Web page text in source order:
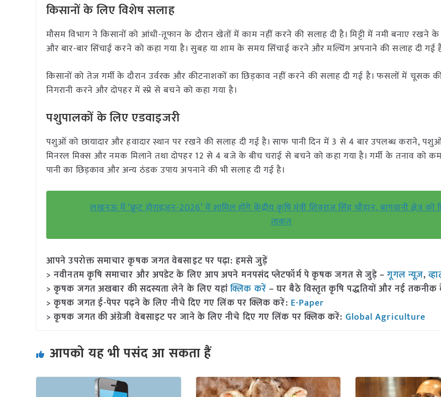
किसानों के लिए विशेष सलाह
मौसम विभाग ने किसानों को आंधी-तूफान के दौरान खेतों में काम नहीं करने की सलाह दी है। मिट्टी में नमी बनाए रखने
और बार-बार सिंचाई करने को कहा गया है। सुबह या शाम के समय सिंचाई करने और मल्चिंग अपनाने की सलाह दी गई
किसानों को तेज गर्मी के दौरान उर्वरक और कीटनाशकों का छिड़काव नहीं करने की सलाह दी गई है। फसलों में चूसक
निगरानी करने और दोपहर में स्प्रे से बचने को कहा गया है।
पशुपालकों के लिए एडवाइजरी
पशुओं को छायादार और हवादार स्थान पर रखने की सलाह दी गई है। साफ पानी दिन में 3 से 4 बार उपलब्ध कराने,
मिनरल मिक्स और नमक मिलाने तथा दोपहर 12 से 4 बजे के बीच चराई से बचने को कहा गया है। गर्मी के तनाव को
पानी का छिड़काव और अन्य ठंडक उपाय अपनाने की भी सलाह दी गई है।
लखनऊ में ‘फ्रूट होराइज़न-2026’ में शामिल होंगे केंद्रीय कृषि मंत्री शिवराज सिंह चौहान, बागवानी क्षेत्र को
ताकत
आपने उपरोक्त समाचार कृषक जगत वेबसाइट पर पढ़ा: हमसे जुड़ें
> नवीनतम कृषि समाचार और अपडेट के लिए आप अपने मनपसंद प्लेटफॉर्म पे कृषक जगत से जुड़े –गूगल न्यूज़,
> कृषक जगत अखबार की सदस्यता लेने के लिए यहांक्लिक करें – घर बैठे विस्तृत कृषि पद्धतियों और नई
> कृषक जगत ई-पेपर पढ़ने के लिए नीचे दिए गए लिंक पर क्लिक करें: E-Paper
> कृषक जगत की अंग्रेजी वेबसाइट पर जाने के लिए नीचे दिए गए लिंक पर क्लिक करें: Global Agriculture
आपको यह भी पसंद आ सकता हैं